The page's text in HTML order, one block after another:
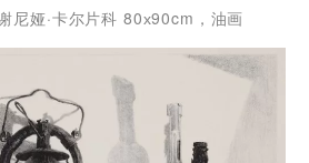
尼娅·卡尔片科 80х90cm，油画